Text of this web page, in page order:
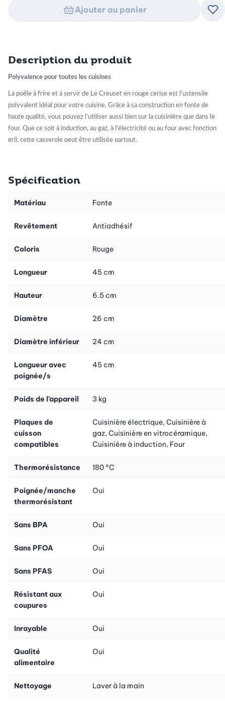
Ajouter au panier
Description du produit
Polyvalence pour toutes les cuisines
La poêle à frire et à servir de Le Creuset en rouge cerise est l'ustensile
polyvalent idéal pour votre cuisine. Grâce à sa construction en fonte de
haute qualité, vous pouvez l'utiliser aussi bien sur la cuisinière que dans le
four. Que ce soit à induction, au gaz, à l'électricité ou au four avec fonction
gril, cette casserole peut être utilisée partout.
La fonte de cette casserole assure une excellente rétention de la chaleur, ce
uniforme et conservent leur chaleur longtemps après la présentation. Idéale
Design ergonomique
Spécification
Matériau Fonte
Revêtement Antiadhésif
Coloris Rouge
Longueur 45 cm
Hauteur 6.5 cm
Diamètre 26 cm
Diamètre inférieur 24 cm
Longueur avec
poignée/s
45 cm
Poids de l’appareil 3 kg
Plaques de
cuisson
compatibles
Cuisinière électrique, Cuisinière à
gaz, Cuisinière en vitrocéramique,
Cuisinière à induction, Four
Thermorésistance 180 °C
Poignée/manche
thermorésistant
Oui
Sans BPA Oui
Sans PFOA Oui
Sans PFAS Oui
Résistant aux
coupures
Oui
Inrayable Oui
Qualité
alimentaire
Oui
Nettoyage Laver à la main